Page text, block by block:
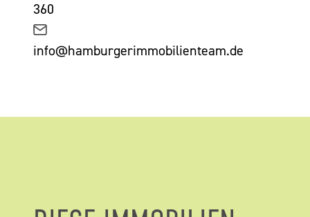
360
info@hamburgerimmobilienteam.de